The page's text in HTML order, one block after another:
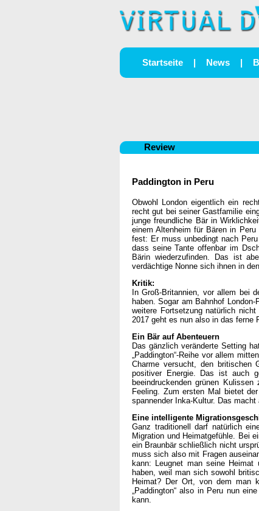
Startseite | News |
Review
Paddington in Peru
Obwohl London eigentlich ein
recht gut bei seiner Gastfamilie
junge freundliche Bär in
einem Altenheim für Bären in
fest: Er muss unbedingt nach
dass seine Tante offenbar im
Bärin wiederzufinden. Das ist
verdächtige Nonne sich ihnen in
Kritik:
In Groß-Britannien, vor allem bei
haben. Sogar am Bahnhof
weitere Fortsetzung natürlich nicht
2017 geht es nun also in das ferne
Ein Bär auf Abenteuern
Das gänzlich veränderte Setting
„Paddington“-Reihe vor allem
Charme versucht, den britischen
positiver Energie. Das ist auch
beeindruckenden grünen
Feeling. Zum ersten Mal bietet
spannender Inka-Kultur. Das macht
Eine intelligente
Ganz traditionell darf natürlich
Migration und Heimatgefühle. Bei
ein Braunbär schließlich nicht
muss sich also mit Fragen
kann: Leugnet man seine
haben, weil man sich sowohl
Heimat? Der Ort, von dem man
„Paddington“ also in Peru nun
kann.